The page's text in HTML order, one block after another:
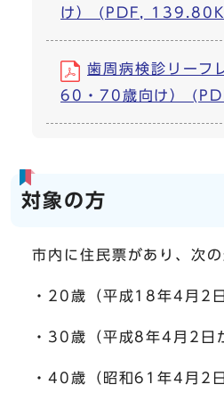
け） (PDF,
歯周病検診リーフ
60・70歳向け）
対象の方
市内に住民票があり、次
・20歳（平成18年4月2
・30歳（平成8年4月2日
・40歳（昭和61年4月2